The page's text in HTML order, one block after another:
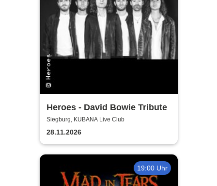
Heroes - David Bowie Tribute
Siegburg, KUBANA Live Club
28.11.2026
19:00 Uhr